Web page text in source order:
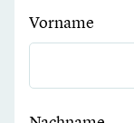
Vorname